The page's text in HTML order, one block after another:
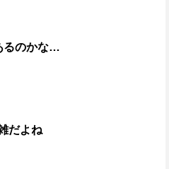
るのかな…
だよね